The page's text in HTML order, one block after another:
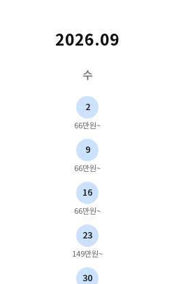
2026.09
수
2
66만원~
9
66만원~
16
66만원~
23
149만원~
30